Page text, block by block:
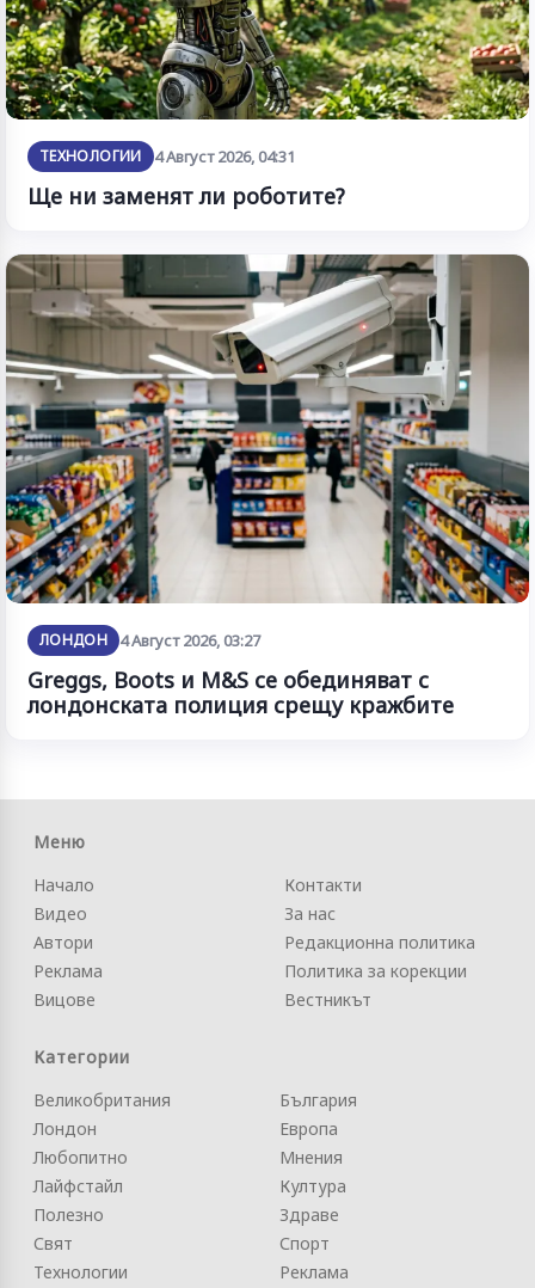
ТЕХНОЛОГИИ 4 Август 2026, 04:31
Ще ни заменят ли роботите?
ЛОНДОН 4 Август 2026, 03:27
Greggs, Boots и M&S се обединяват с
лондонската полиция срещу кражбите
Меню
Начало
Видео
Автори
Реклама
Вицове
Контакти
За нас
Редакционна политика
Политика за корекции
Вестникът
Категории
Великобритания
Лондон
Любопитно
Лайфстайл
Полезно
Свят
Технологии
България
Европа
Мнения
Култура
Здраве
Спорт
Реклама